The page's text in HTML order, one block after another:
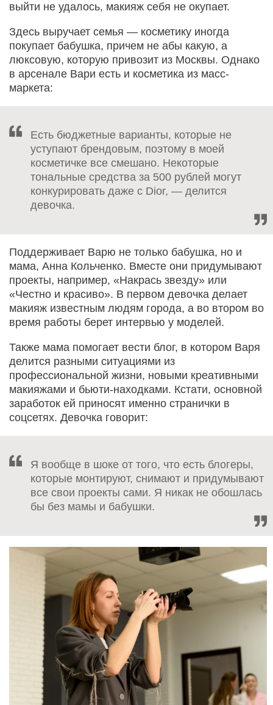
выйти не удалось, макияж себя не окупает.
Здесь выручает семья — косметику иногда
покупает бабушка, причем не абы какую, а
люксовую, которую привозит из Москвы. Однако
в арсенале Вари есть и косметика из масс-
маркета:
Есть бюджетные варианты, которые не
уступают брендовым, поэтому в моей
косметичке все смешано. Некоторые
тональные средства за 500 рублей могут
конкурировать даже с Dior, — делится
девочка.
Поддерживает Варю не только бабушка, но и
мама, Анна Кольченко. Вместе они придумывают
проекты, например, «Накрась звезду» или
«Честно и красиво». В первом девочка делает
макияж известным людям города, а во втором во
время работы берет интервью у моделей.
Также мама помогает вести блог, в котором Варя
делится разными ситуациями из
профессиональной жизни, новыми креативными
макияжами и бьюти-находками. Кстати, основной
заработок ей приносят именно странички в
соцсетях. Девочка говорит:
Я вообще в шоке от того, что есть блогеры,
которые монтируют, снимают и придумывают
все свои проекты сами. Я никак не обошлась
бы без мамы и бабушки.